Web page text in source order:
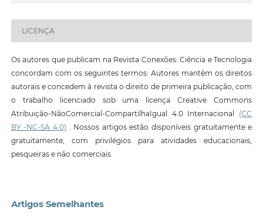
LICENÇA
Os autores que publicam na Revista Conexões: Ciência e Tecnologia
concordam com os seguintes termos: Autores mantêm os direitos
autorais e concedem à revista o direito de primeira publicação, com
o trabalho licenciado sob uma licença Creative Commons
Atribuição-NãoComercial-CompartilhaIgual 4.0 Internacional (CC
BY -NC-SA 4.0) . Nossos artigos estão disponíveis gratuitamente e
gratuitamente, com privilégios para atividades educacionais,
pesqueiras e não comerciais.
Artigos Semelhantes